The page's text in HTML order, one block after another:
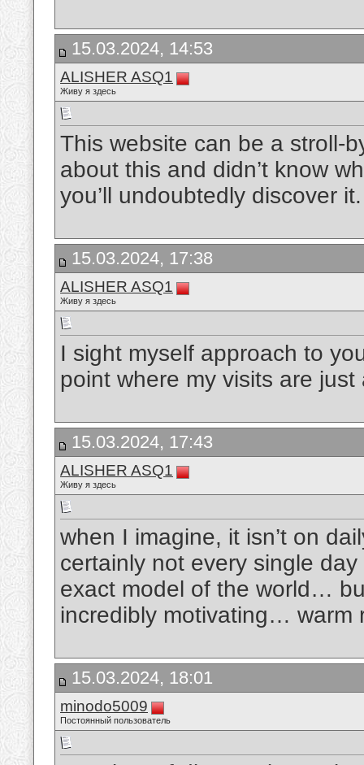
15.03.2024, 14:53
ALISHER ASQ1
Живу я здесь
This website can be a stroll-
about this and didn’t know
you’ll undoubtedly discover
15.03.2024, 17:38
ALISHER ASQ1
Живу я здесь
I sight myself approach to
point where my visits are
15.03.2024, 17:43
ALISHER ASQ1
Живу я здесь
when I imagine, it isn’t on
certainly not every single
exact model of the world…
incredibly motivating… warm
15.03.2024, 18:01
minodo5009
Постоянный пользователь